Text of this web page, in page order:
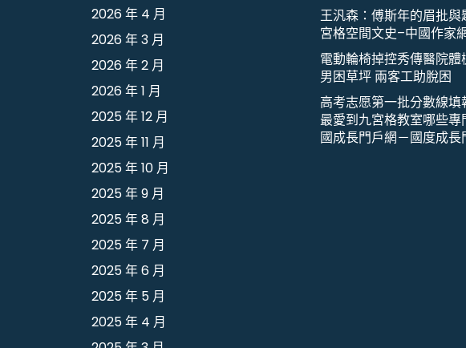
2026 年 4 月
2026 年 3 月
2026 年 2 月
2026 年 1 月
2025 年 12 月
2025 年 11 月
2025 年 10 月
2025 年 9 月
2025 年 8 月
2025 年 7 月
2025 年 6 月
2025 年 5 月
2025 年 4 月
王汎森：傅斯年的眉批
宮格空間文史–中國作家
電動輪椅掉控秀傳醫院體
男困草坪 兩客工助脫困
高考志愿第一批分數線填
最愛到九宮格教室哪些
國成長門戶網－國度成長